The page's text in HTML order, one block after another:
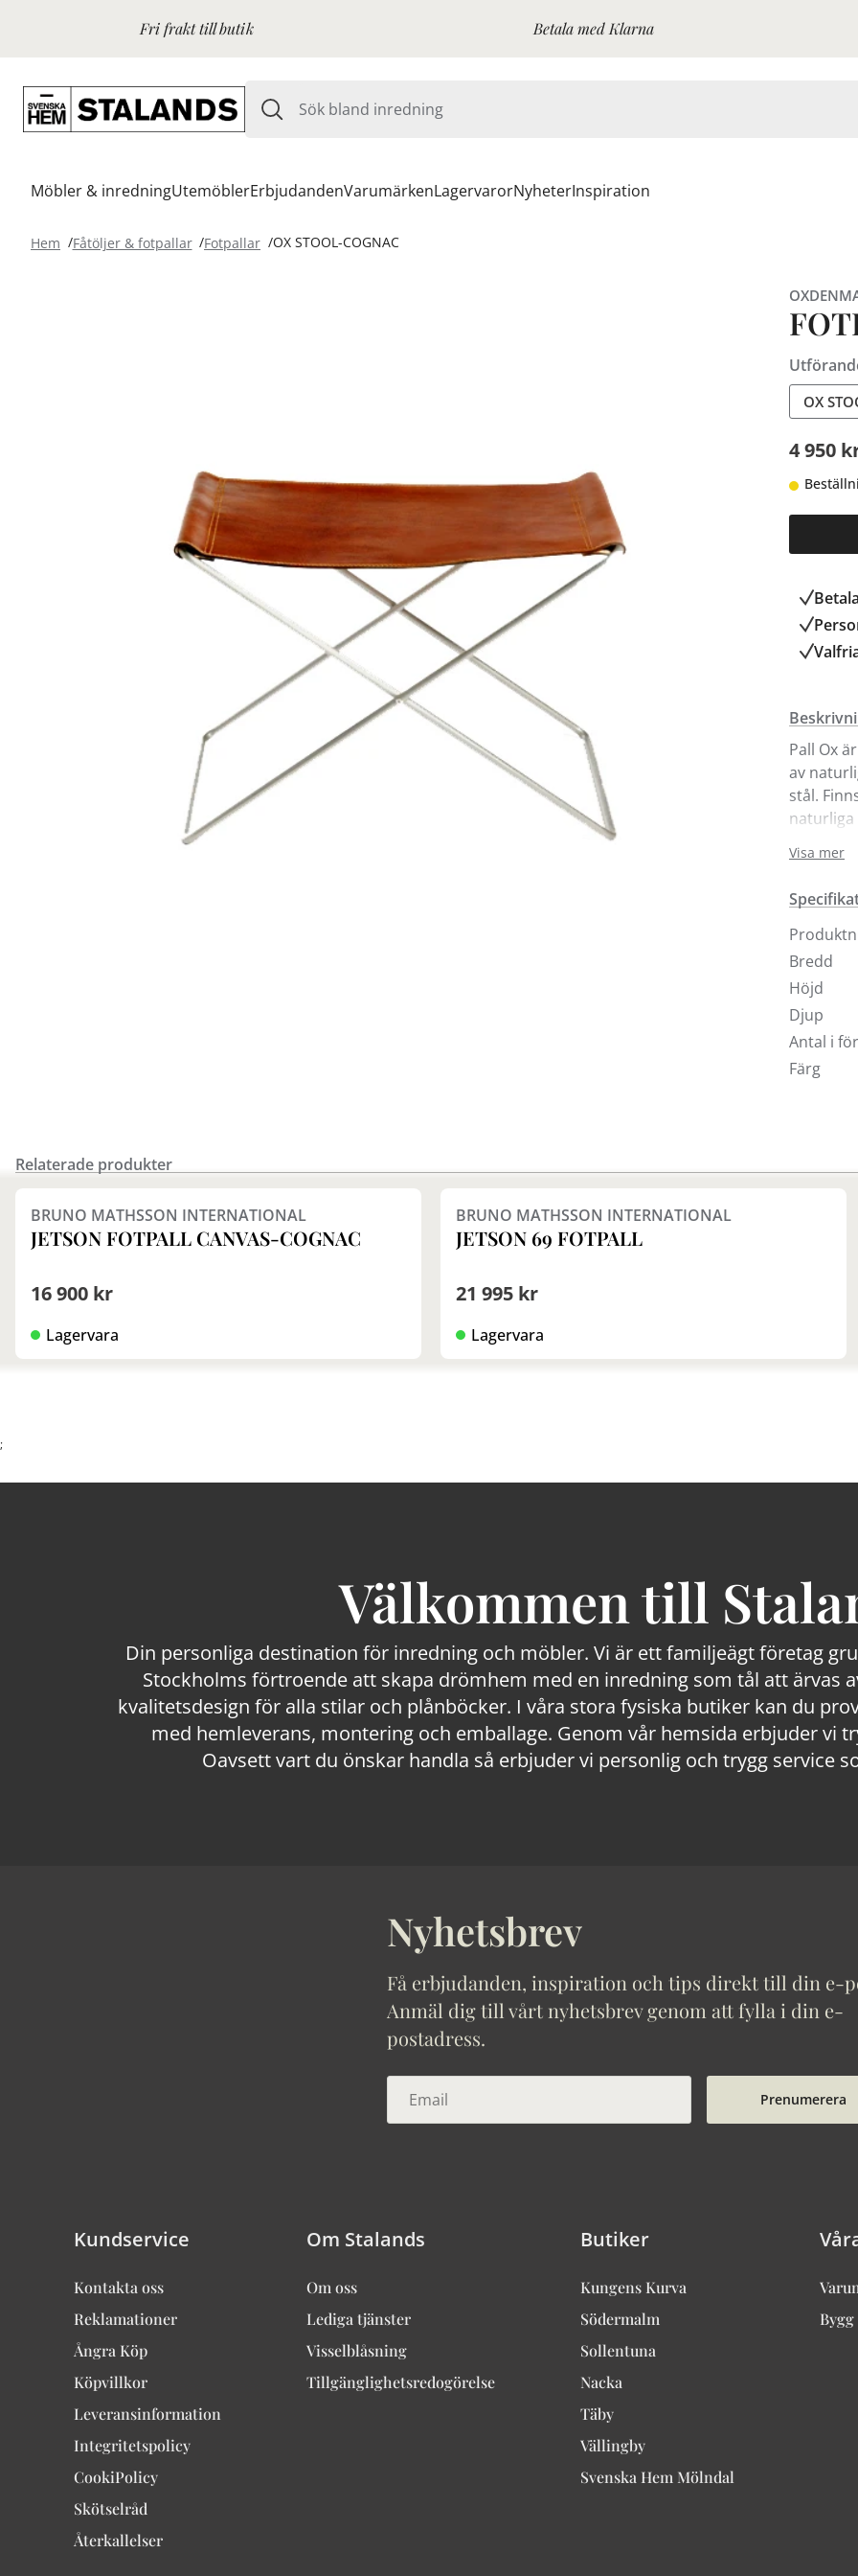
Fri frakt till butik Betala med Klarna
Möbler & inredningUtemöblerErbjudandenVarumärkenLagervarorNyheterInspiration
Hem Fåtöljer & fotpallar Fotpallar OX STOOL-COGNAC
OX
4 950
Pall Ox
av
stål.
av OX
kommer
Pampas,
Här får
deras
som
unika
Visa mer
Bredd
Höjd
Djup
Antal i
Färg
Relaterade produkter
BRUNO MATHSSON INTERNATIONAL
JETSON FOTPALL CANVAS-COGNAC
16 900 kr
Lagervara
BRUNO MATHSSON INTERNATIONAL
JETSON 69 FOTPALL
21 995 kr
Lagervara
;
Välkommen till
Din personliga destination för inredning och möbler. Vi är ett familjeägt företag
Stockholms förtroende att skapa drömhem med en inredning som tål att ärvas
kvalitetsdesign för alla stilar och plånböcker. I våra stora fysiska butiker kan du
med hemleverans, montering och emballage. Genom vår hemsida erbjuder vi
Oavsett vart du önskar handla så erbjuder vi personlig och trygg service
Nyhetsbrev
Få erbjudanden, inspiration och tips direkt till din e-
Anmäl dig till vårt nyhetsbrev genom att fylla i din e-
postadress.
Prenumerera
Kundservice
Kontakta oss
Reklamationer
Ångra Köp
Köpvillkor
Leveransinformation
Integritetspolicy
CookiPolicy
Skötselråd
Återkallelser
Om Stalands
Om oss
Lediga tjänster
Visselblåsning
Tillgänglighetsredogörelse
Butiker
Kungens Kurva
Södermalm
Sollentuna
Nacka
Täby
Vällingby
Svenska Hem Mölndal